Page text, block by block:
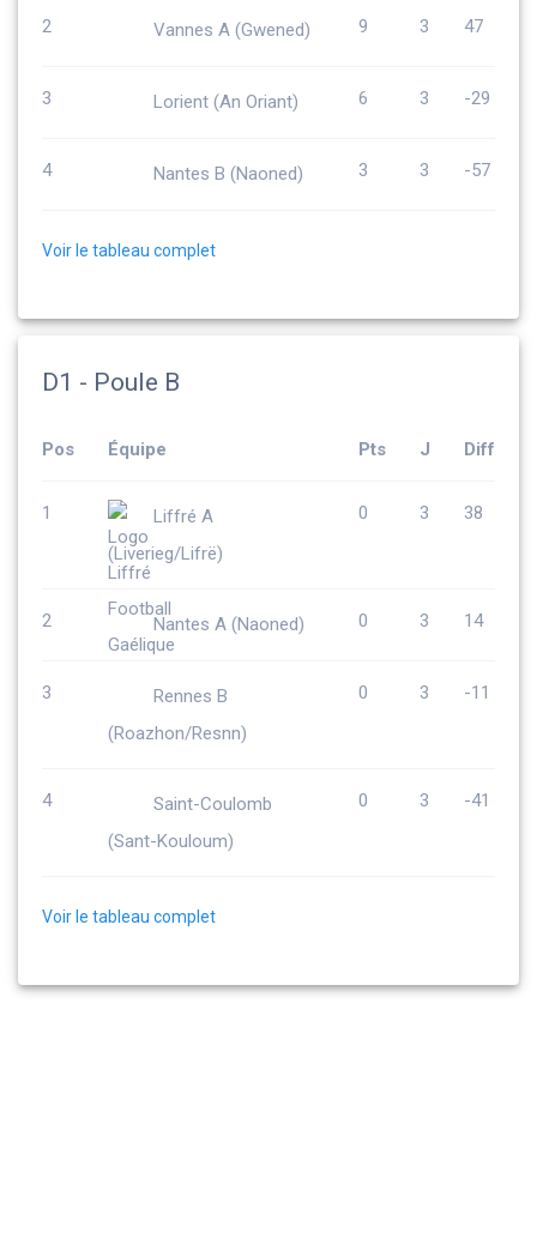
2 Vannes A (Gwened) 9 3 47
3 Lorient (An Oriant) 6 3 -29
4 Nantes B (Naoned) 3 3 -57
Voir le tableau complet
D1 - Poule B
Pos Équipe Pts J Diff
1
Liffré A
(Liverieg/Lifrë)
0 3 38
2 Nantes A (Naoned) 0 3 14
3
Rennes B
(Roazhon/Resnn)
0 3 -11
4
Saint-Coulomb
(Sant-Kouloum)
0 3 -41
Voir le tableau complet